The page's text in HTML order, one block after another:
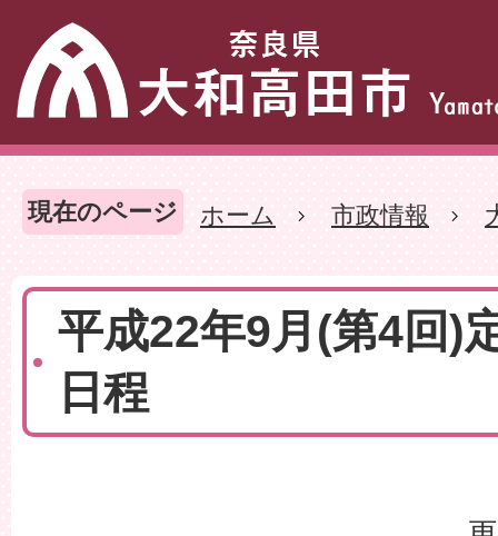
現在のページ ホーム 市政情報
平成22年9月(第4回)
日程